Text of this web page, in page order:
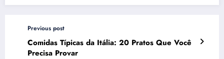
Previous post
Comidas Típicas da Itália: 20 Pratos Que Você
Precisa Provar